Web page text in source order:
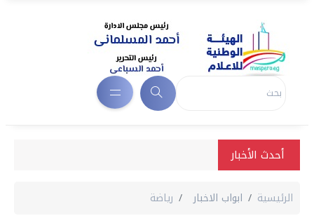
أحدث الأخبار
الرئيسية ابواب الاخبار رياضة